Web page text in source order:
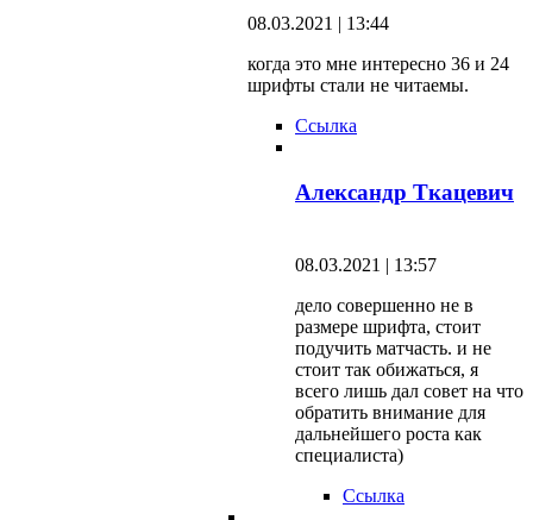
08.03.2021 | 13:44
когда это мне интересно 36 и 24
шрифты стали не читаемы.
Ссылка
Александр Ткацевич
08.03.2021 | 13:57
дело совершенно не в
размере шрифта, стоит
подучить матчасть. и не
стоит так обижаться, я
всего лишь дал совет на что
обратить внимание для
дальнейшего роста как
специалиста)
Ссылка